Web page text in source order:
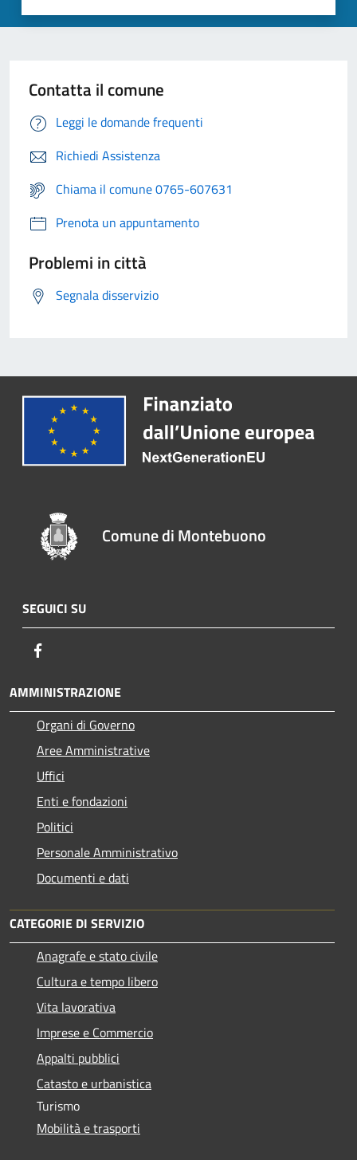
Contatta il comune
Leggi le domande frequenti
Richiedi Assistenza
Chiama il comune 0765-607631
Prenota un appuntamento
Problemi in città
Segnala disservizio
Comune di Montebuono
SEGUICI SU
AMMINISTRAZIONE
Organi di Governo
Aree Amministrative
Uffici
Enti e fondazioni
Politici
Personale Amministrativo
Documenti e dati
CATEGORIE DI SERVIZIO
Anagrafe e stato civile
Cultura e tempo libero
Vita lavorativa
Imprese e Commercio
Appalti pubblici
Catasto e urbanistica
Turismo
Mobilità e trasporti